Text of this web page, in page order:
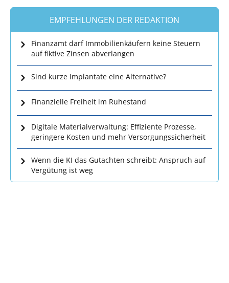
EMPFEHLUNGEN DER REDAKTION
Finanzamt darf Immobilienkäufern keine Steuern
auf fiktive Zinsen abverlangen
Sind kurze Implantate eine Alternative?
Finanzielle Freiheit im Ruhestand
Digitale Materialverwaltung: Effiziente Prozesse,
geringere Kosten und mehr Versorgungssicherheit
Wenn die KI das Gutachten schreibt: Anspruch auf
Vergütung ist weg